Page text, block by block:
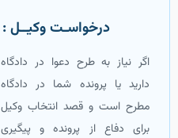
‌ درخواسـت وکیــل :
اگر نیاز به طرح دعوا در دادگاه
دارید یا پرونده شما در دادگاه
مطرح است و قصد انتخاب وکیل
برای دفاع از پرونده و پیگیری